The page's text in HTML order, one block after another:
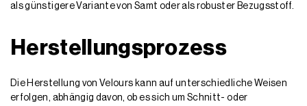
als günstigere Variante von Samt oder als robuster Bezugsstoff.
Herstellungsprozess
Die Herstellung von Velours kann auf unterschiedliche Weisen
erfolgen, abhängig davon, ob es sich um Schnitt- oder